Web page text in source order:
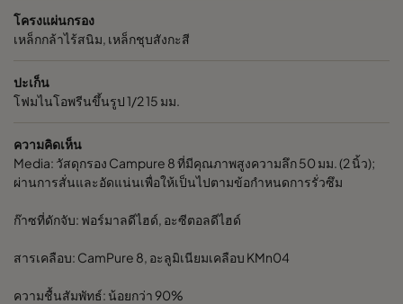
โครงแผ่นกรอง
เหล็กกล้าไร้สนิม, เหล็กชุบสังกะสี
ปะเก็น
โฟมไนโอพรีนขึ้นรูป 1/2 15 มม.
ความคิดเห็น
Media: วัสดุกรอง Campure 8 ที่มีคุณภาพสูงความลึก 50 มม. (2 นิ้ว);
ผ่านการสั่นและอัดแน่นเพื่อให้เป็นไปตามข้อกำหนดการรั่วซึม
ก๊าซที่ดักจับ: ฟอร์มาลดีไฮด์, อะซีตอลดีไฮด์
สารเคลือบ: CamPure 8, อะลูมิเนียมเคลือบ KMn04
ความชื้นสัมพัทธ์: น้อยกว่า 90%